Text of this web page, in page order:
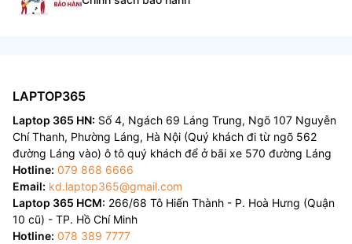
LAPTOP365
Laptop 365 HN: Số 4, Ngách 69 Láng Trung, Ngõ 107 Nguyễn
Chí Thanh, Phường Láng, Hà Nội (Quý khách đi từ ngõ 562
đường Láng vào) ô tô quý khách để ở bãi xe 570 đường Láng
Hotline: 079 868 6666
Email: kd.laptop365@gmail.com
Laptop 365 HCM: 266/68 Tô Hiến Thành - P. Hoà Hưng (Quận
10 cũ) - TP. Hồ Chí Minh
Hotline: 078 389 7777